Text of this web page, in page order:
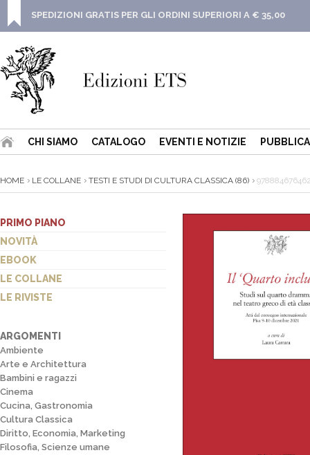
SPEDIZIONI GRATIS PER GLI ORDINI SUPERIORI A € 35,00
CHI SIAMO CATALOGO EVENTI E NOTIZIE
HOME LE COLLANE TESTI E STUDI DI CULTURA CLASSICA (86)
PRIMO PIANO
NOVITÀ
EBOOK
LE COLLANE
LE RIVISTE
ARGOMENTI
Ambiente
Arte e Architettura
Bambini e ragazzi
Cinema
Cucina, Gastronomia
Cultura Classica
Diritto, Economia, Marketing
Filosofia, Scienze umane